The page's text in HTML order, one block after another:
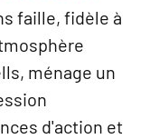
faille, fidèle à
ménage un
d'action et